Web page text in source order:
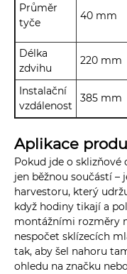
Průměr
tyče
40 mm
Délka
zdvihu
220 mm
Instalační
vzdálenost
385 mm
Aplikace
Pokud jde o sklizňové
jen běžnou součástí –
harvestoru, který
když hodiny tikají a
montážními rozměry
nespočet sklízecích
tak, aby šel nahoru
ohledu na značku